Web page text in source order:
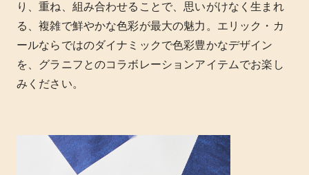
り、重ね、組み合わせることで、思いがけなく生まれ
る、複雑で鮮やかな色彩が最大の魅力。エリック・カ
ールならではのダイナミックで色彩豊かなデザイン
を、グラニフとのコラボレーションアイテムでお楽し
みください。